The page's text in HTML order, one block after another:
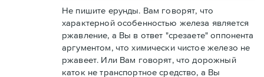
Не пишите ерунды. Вам говорят, что
характерной особенностью железа является
ржавление, а Вы в ответ "срезаете" оппонента
аргументом, что химически чистое железо не
ржавеет. Или Вам говорят, что дорожный
каток не транспортное средство, а Вы